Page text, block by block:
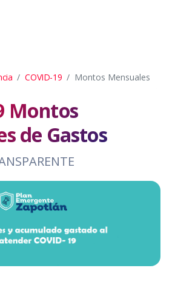
COVID-19 Montos Mensuales
Montos
de Gastos